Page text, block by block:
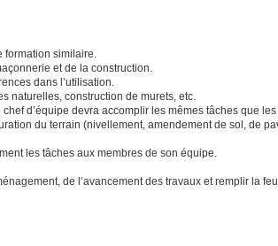
formation similaire.
et de la construction.
dans l’utilisation.
naturelles, construction de murets, etc.
d’équipe devra accomplir les mêmes tâches que
du terrain (nivellement, amendement de sol, de
les tâches aux membres de son équipe.
de l’avancement des travaux et remplir la